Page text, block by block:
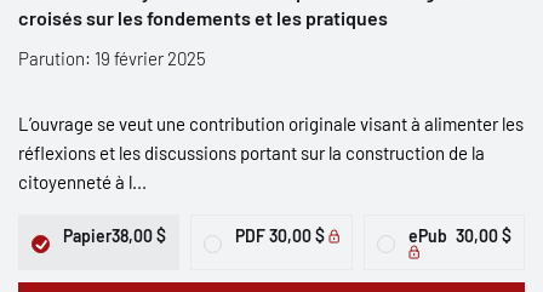
croisés sur les fondements et les pratiques
Parution: 19 février 2025
L’ouvrage se veut une contribution originale visant à alimenter les
réflexions et les discussions portant sur la construction de la
citoyenneté à l...
Papier38,00 $ PDF30,00 $ ePub 30,00 $